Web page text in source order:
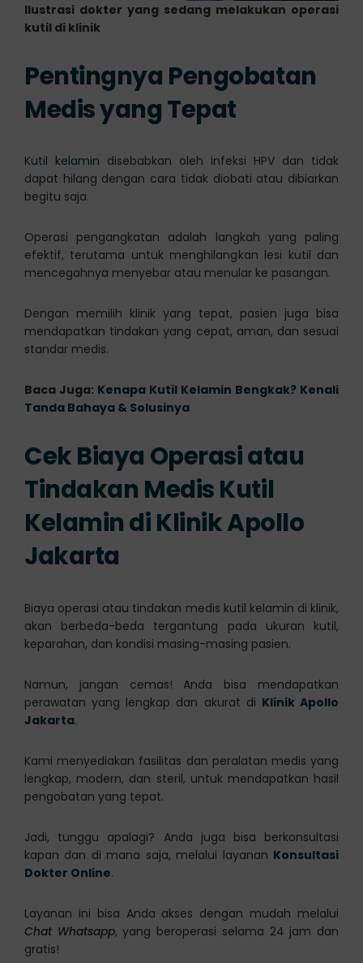
Ilustrasi dokter yang sedang melakukan operasi
kutil di klinik
Pentingnya Pengobatan
Medis yang Tepat
Kutil kelamin disebabkan oleh infeksi HPV dan tidak
dapat hilang dengan cara tidak diobati atau dibiarkan
begitu saja.
Operasi pengangkatan adalah langkah yang paling
efektif, terutama untuk menghilangkan lesi kutil dan
mencegahnya menyebar atau menular ke pasangan.
Dengan memilih klinik yang tepat, pasien juga bisa
mendapatkan tindakan yang cepat, aman, dan sesuai
standar medis.
Baca Juga: Kenapa Kutil Kelamin Bengkak? Kenali
Tanda Bahaya & Solusinya
Cek Biaya Operasi atau
Tindakan Medis Kutil
Kelamin di Klinik Apollo
Jakarta
Biaya operasi atau tindakan medis kutil kelamin di klinik,
akan berbeda-beda tergantung pada ukuran kutil,
keparahan, dan kondisi masing-masing pasien.
Namun, jangan cemas! Anda bisa mendapatkan
perawatan yang lengkap dan akurat di Klinik Apollo
Jakarta.
Kami menyediakan fasilitas dan peralatan medis yang
lengkap, modern, dan steril, untuk mendapatkan hasil
pengobatan yang tepat.
Jadi, tunggu apalagi? Anda juga bisa berkonsultasi
kapan dan di mana saja, melalui layanan Konsultasi
Dokter Online.
Layanan ini bisa Anda akses dengan mudah melalui
Chat Whatsapp, yang beroperasi selama 24 jam dan
gratis!